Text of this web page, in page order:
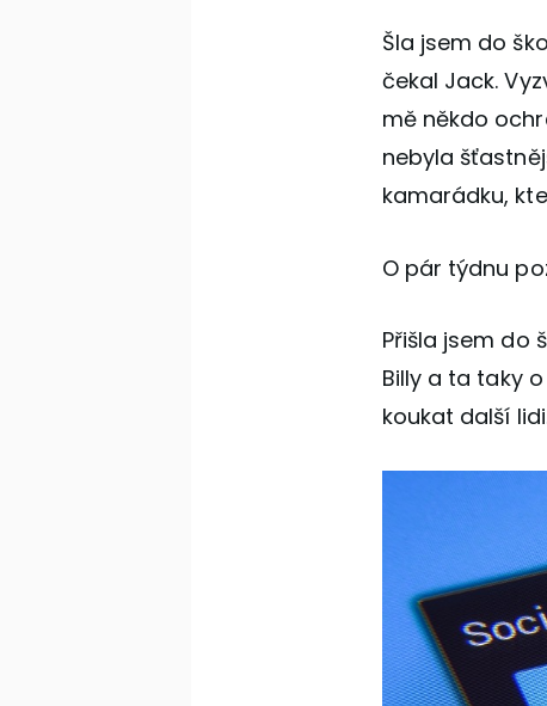
Šla jsem do
čekal Jack.
mě někdo
nebyla
kamarádku,
O pár týdnu
Přišla jsem do
Billy a ta taky
koukat další